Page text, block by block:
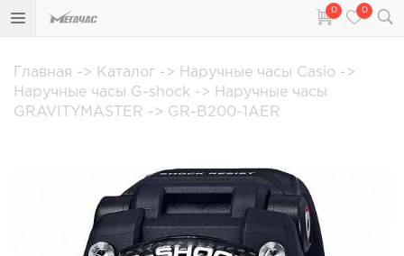
0 0
Главная -> Каталог -> Наручные часы Casio ->
Наручные часы G-shock -> Наручные часы
GRAVITYMASTER -> GR-B200-1AER